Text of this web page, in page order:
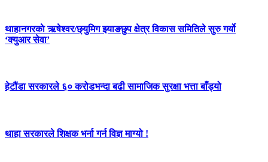
थाहानगरकाे ऋषेश्वर/छ्युमिग झ्याङछुप क्षेत्र विकास समितिले सुरु गर्यो
‘क्युआर सेवा’
हेटौंडा सरकारले ६० करोडभन्दा बढी सामाजिक सुरक्षा भत्ता बाँड्यो
थाहा सरकारले शिक्षक भर्ना गर्न विज्ञ माग्यो !